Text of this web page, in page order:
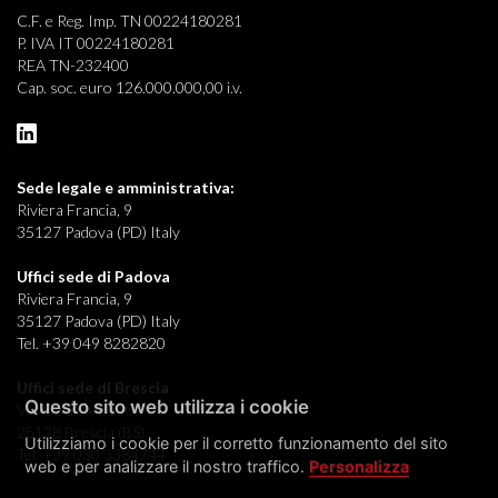
C.F. e Reg. Imp. TN 00224180281
P. IVA IT 00224180281
REA TN-232400
Cap. soc. euro 126.000.000,00 i.v.
Sede legale e amministrativa:
Riviera Francia, 9
35127 Padova (PD) Italy
Uffici sede di Padova
Riviera Francia, 9
35127 Padova (PD) Italy
Tel. +39 049 8282820
Uffici sede di Brescia
Via Oberdan, 140
Tel. +39 030 3384744
Questo sito web utilizza i cookie
Utilizziamo i cookie per il corretto funzionamento del sito
web e per analizzare il nostro traffico. Personalizza